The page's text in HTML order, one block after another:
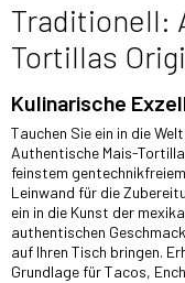
Traditionell:
Tortillas
Kulinarische
Tauchen Sie ein in die
Authentische Mais-
feinstem
Leinwand für die
ein in die Kunst der
authentischen
auf Ihren Tisch bringen.
Grundlage für Tacos,